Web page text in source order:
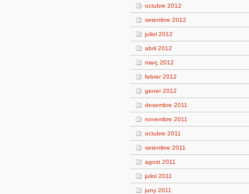
octubre 2012
setembre 2012
juliol 2012
abril 2012
març 2012
febrer 2012
gener 2012
desembre 2011
novembre 2011
octubre 2011
setembre 2011
agost 2011
juliol 2011
juny 2011